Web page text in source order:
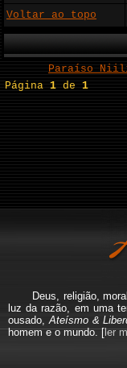
Voltar ao topo
Paraíso
Página1 de1
Deus, religião,
luz da razão, em uma
ousado, Ateísmo &
homem e o mundo. [ler